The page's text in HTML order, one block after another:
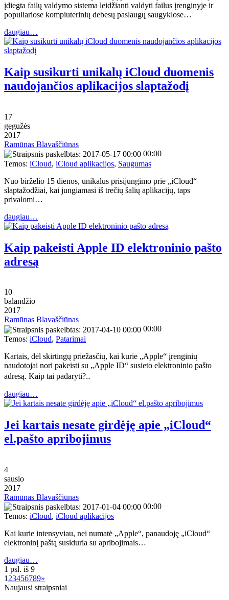
įdiegta failų valdymo sistema leidžianti valdyti failus įrenginyje ir
populiariose kompiuterinių debesų paslaugų saugyklose…
daugiau…
Kaip susikurti unikalų iCloud duomenis
naudojančios aplikacijos slaptažodį
17
gegužės
2017
Ramūnas Blavaščiūnas
00:00
Temos: iCloud, iCloud aplikacijos, Saugumas
Nuo birželio 15 dienos, unikalūs prisijungimo prie „iCloud“
slaptažodžiai, kai jungiamasi iš trečių šalių aplikacijų, taps
privalomi…
daugiau…
Kaip pakeisti Apple ID elektroninio pašto
adresą
10
balandžio
2017
Ramūnas Blavaščiūnas
00:00
Temos: iCloud, Patarimai
Kartais, dėl skirtingų priežasčių, kai kurie „Apple“ įrenginių
naudotojai nori pakeisti su „Apple ID“ susieto elektroninio pašto
adresą. Kaip tai padaryti?‥
daugiau…
Jei kartais nesate girdėję apie „iCloud“
el.pašto apribojimus
4
sausio
2017
Ramūnas Blavaščiūnas
00:00
Temos: iCloud, iCloud aplikacijos
Kai kurie intensyviau, nei numatė „Apple“, panaudoję „iCloud“
elektroninį paštą susiduria su apribojimais…
daugiau…
1 psl. iš 9
1 23456789»
Naujausi straipsniai